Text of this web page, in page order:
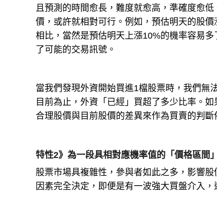
且預測的時間愈長，難度就愈高，準確度愈
價，或許就相對可行。例如，預估明天的股
相比，當然是預估明天上漲10%的機率容易
了可能的交易訊號。
當我們發現外資開始買進1檔股票時，我們無
目前為止，外資「已經」買超了多少比率。
合理股價與目前股價的差異來作為買賣的判
特性2》為一段具相對應機率值的「價格區間」
股票市場具複雜性，參與者如此之多，影響
因素完全決定，即便是有一波強大買盤介入